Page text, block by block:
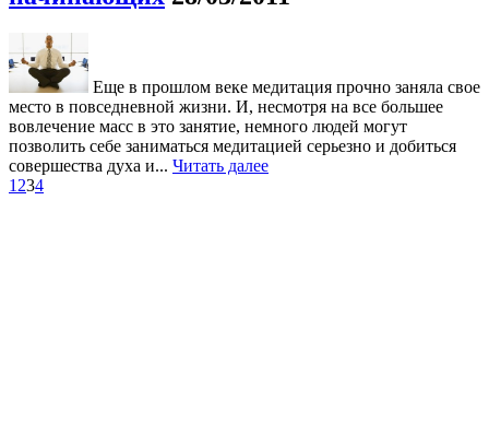
Еще в прошлом веке медитация прочно заняла свое
место в повседневной жизни. И, несмотря на все большее
вовлечение масс в это занятие, немного людей могут
позволить себе заниматься медитацией серьезно и добиться
совершества духа и... Читать далее
1 234